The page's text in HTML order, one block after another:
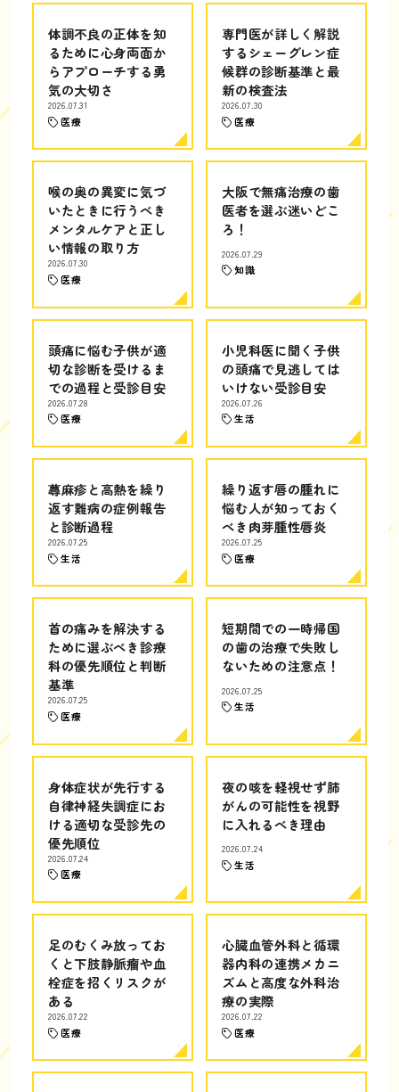
体調不良の正体を知
るために心身両面か
らアプローチする勇
気の大切さ
2026.07.31
医療
専門医が詳しく解説
するシェーグレン症
候群の診断基準と最
新の検査法
2026.07.30
医療
喉の奥の異変に気づ
いたときに行うべき
メンタルケアと正し
い情報の取り方
2026.07.30
医療
大阪で無痛治療の歯
医者を選ぶ迷いどこ
ろ！
2026.07.29
知識
頭痛に悩む子供が適
切な診断を受けるま
での過程と受診目安
2026.07.28
医療
小児科医に聞く子供
の頭痛で見逃しては
いけない受診目安
2026.07.26
生活
蕁麻疹と高熱を繰り
返す難病の症例報告
と診断過程
2026.07.25
生活
繰り返す唇の腫れに
悩む人が知っておく
べき肉芽腫性唇炎
2026.07.25
医療
首の痛みを解決する
ために選ぶべき診療
科の優先順位と判断
基準
2026.07.25
医療
短期間での一時帰国
の歯の治療で失敗し
ないための注意点！
2026.07.25
生活
身体症状が先行する
自律神経失調症にお
ける適切な受診先の
優先順位
2026.07.24
医療
夜の咳を軽視せず肺
がんの可能性を視野
に入れるべき理由
2026.07.24
生活
足のむくみ放ってお
くと下肢静脈瘤や血
栓症を招くリスクが
ある
2026.07.22
医療
心臓血管外科と循環
器内科の連携メカニ
ズムと高度な外科治
療の実際
2026.07.22
医療